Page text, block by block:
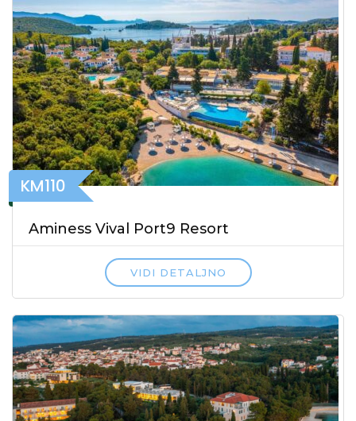
KM110
Aminess Vival Port9 Resort
VIDI DETALJNO